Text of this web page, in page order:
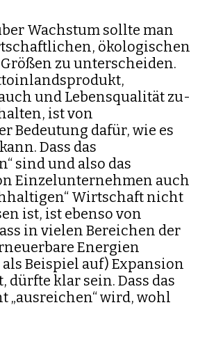
Wachstum sollte man
ökologischen
zu unterscheiden.
und Lebensqualität zu­
ist von
Bedeutung dafür, wie es
Dass das
sind und also das
Einzelunternehmen auch
Wirtschaft nicht
ist, ist ebenso von
in vielen Bereichen der
Energien
Beispiel auf) Ex­pansion
dürfte klar sein. Dass das
„aus­rei­chen“ wird, wohl